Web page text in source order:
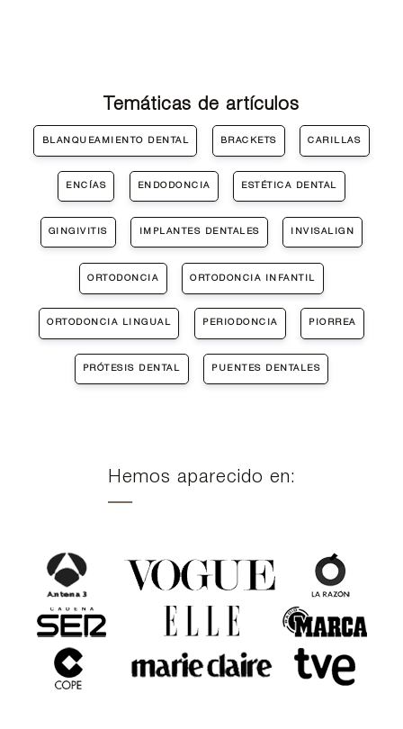
Temáticas de artículos
BLANQUEAMIENTO DENTAL BRACKETS CARILLAS
ENCÍAS ENDODONCIA ESTÉTICA DENTAL
GINGIVITIS IMPLANTES DENTALES INVISALIGN
ORTODONCIA ORTODONCIA INFANTIL
ORTODONCIA LINGUAL PERIODONCIA PIORREA
PRÓTESIS DENTAL PUENTES DENTALES
Hemos aparecido en: